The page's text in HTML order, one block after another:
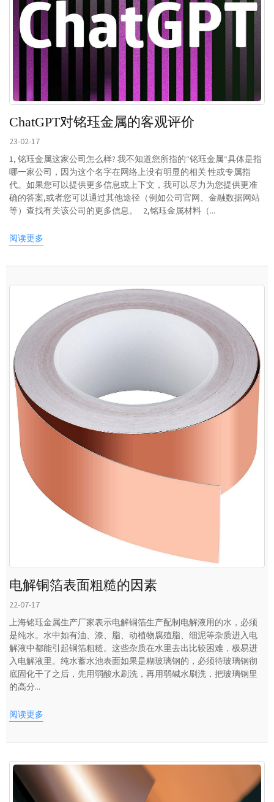
ChatGPT对铭珏金属的客观评价
23-02-17
1, 铭珏金属这家公司怎么样? 我不知道您所指的“铭珏金属“具体是指
哪一家公司，因为这个名字在网络上没有明显的相关 性或专属指
代。如果您可以提供更多信息或上下文，我可以尽力为您提供更准
确的答案,或者您可以通过其他途径（例如公司官网、金融数据网站
等）查找有关该公司的更多信息。 2,铭珏金属材料（...
阅读更多
电解铜箔表面粗糙的因素
22-07-17
上海铭珏金属生产厂家表示电解铜箔生产配制电解液用的水，必须
是纯水。水中如有油、漆、脂、动植物腐殖脂、细泥等杂质进入电
解液中都能引起铜箔粗糙。这些杂质在水里去出比较困难，极易进
入电解液里。纯水蓄水池表面如果是糊玻璃钢的，必须待玻璃钢彻
底固化干了之后，先用弱酸水刷洗，再用弱碱水刷洗，把玻璃钢里
的高分...
阅读更多